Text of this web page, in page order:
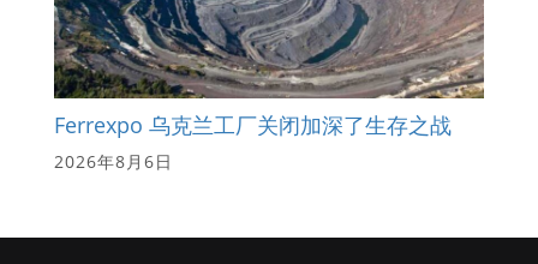
Ferrexpo 乌克兰工厂关闭加深了生存之战
2026年8月6日